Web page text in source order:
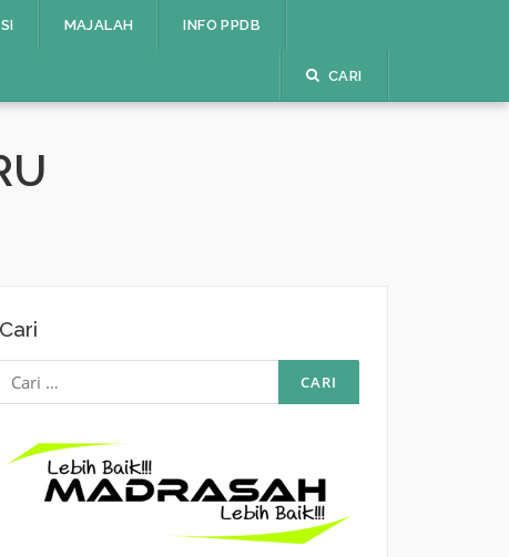
MAJALAH INFO PPDB
CARI
Cari
Cari
untuk: